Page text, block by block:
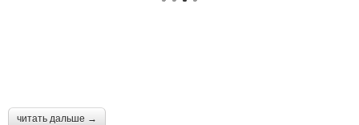
читать дальше →